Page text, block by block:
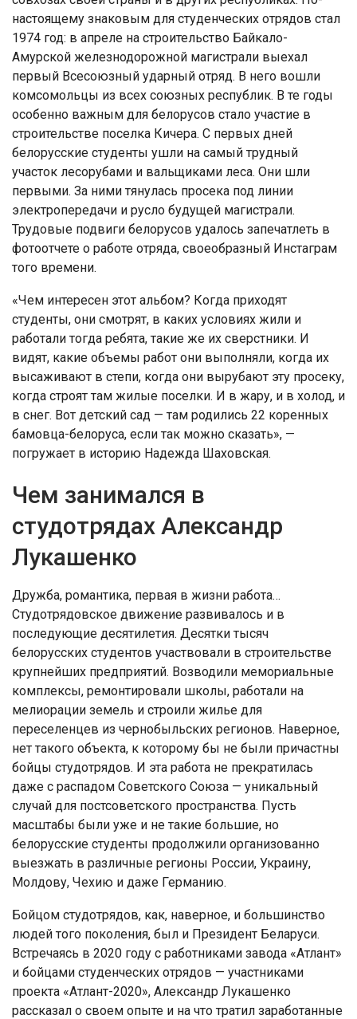
настоящему знаковым для студенческих отрядов стал
1974 год: в апреле на строительство Байкало-
Амурской железнодорожной магистрали выехал
первый Всесоюзный ударный отряд. В него вошли
комсомольцы из всех союзных республик. В те годы
особенно важным для белорусов стало участие в
строительстве поселка Кичера. С первых дней
белорусские студенты ушли на самый трудный
участок лесорубами и вальщиками леса. Они шли
первыми. За ними тянулась просека под линии
электропередачи и русло будущей магистрали.
Трудовые подвиги белорусов удалось запечатлеть в
фотоотчете о работе отряда, своеобразный Инстаграм
того времени.
«Чем интересен этот альбом? Когда приходят
студенты, они смотрят, в каких условиях жили и
работали тогда ребята, такие же их сверстники. И
видят, какие объемы работ они выполняли, когда их
высаживают в степи, когда они вырубают эту просеку,
когда строят там жилые поселки. И в жару, и в холод, и
в снег. Вот детский сад — там родились 22 коренных
бамовца-белоруса, если так можно сказать», —
погружает в историю Надежда Шаховская.
Чем занимался в
студотрядах Александр
Лукашенко
Дружба, романтика, первая в жизни работа…
Студотрядовское движение развивалось и в
последующие десятилетия. Десятки тысяч
белорусских студентов участвовали в строительстве
крупнейших предприятий. Возводили мемориальные
комплексы, ремонтировали школы, работали на
мелиорации земель и строили жилье для
переселенцев из чернобыльских регионов. Наверное,
нет такого объекта, к которому бы не были причастны
бойцы студотрядов. И эта работа не прекратилась
даже с распадом Советского Союза — уникальный
случай для постсоветского пространства. Пусть
масштабы были уже и не такие большие, но
белорусские студенты продолжили организованно
выезжать в различные регионы России, Украину,
Молдову, Чехию и даже Германию.
Бойцом студотрядов, как, наверное, и большинство
людей того поколения, был и Президент Беларуси.
Встречаясь в 2020 году с работниками завода «Атлант»
и бойцами студенческих отрядов — участниками
проекта «Атлант-2020», Александр Лукашенко
рассказал о своем опыте и на что тратил заработанные